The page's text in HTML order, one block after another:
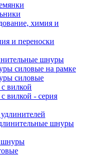
химия и
и переноски
шнуры
силовые на рамке
силовые
вилкой
вилкой - серия
шнуры
шнуры